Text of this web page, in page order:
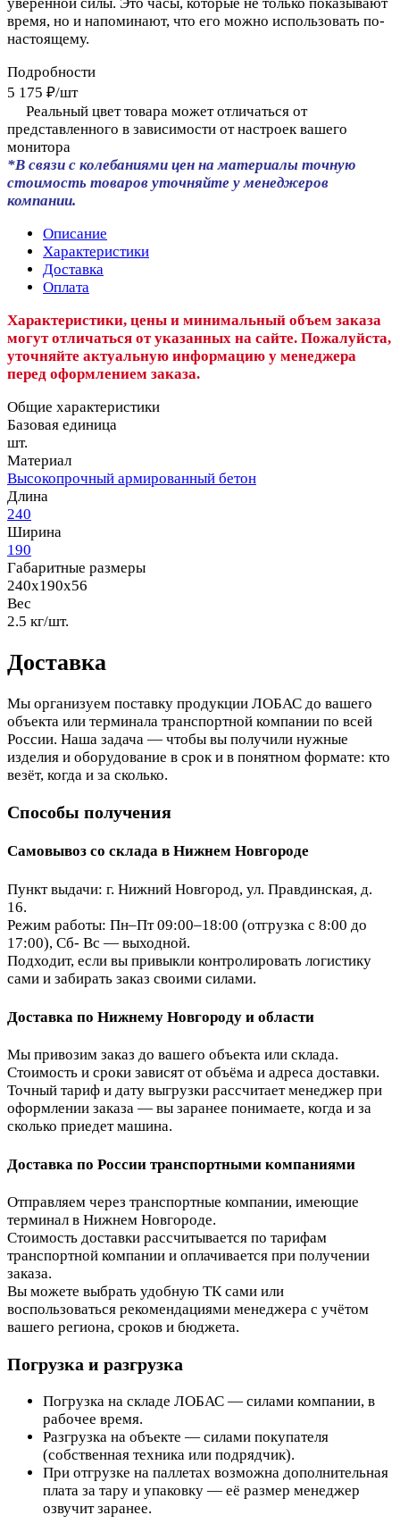
время, но и напоминают, что его можно использовать по-
настоящему.
Подробности
5 175 ₽/шт
Реальный цвет товара может отличаться от
представленного в зависимости от настроек вашего
монитора
*В связи с колебаниями цен на материалы точную
стоимость товаров уточняйте у менеджеров
компании.
Описание
Характеристики
Доставка
Оплата
Характеристики, цены и минимальный объем заказа
могут отличаться от указанных на сайте. Пожалуйста,
уточняйте актуальную информацию у менеджера
перед оформлением заказа.
Общие характеристики
Базовая единица
шт.
Материал
Высокопрочный армированный бетон
Длина
240
Ширина
190
Габаритные размеры
240x190x56
Вес
2.5 кг/шт.
Доставка
Мы организуем поставку продукции ЛОБАС до вашего
объекта или терминала транспортной компании по всей
России. Наша задача — чтобы вы получили нужные
изделия и оборудование в срок и в понятном формате: кто
везёт, когда и за сколько.
Способы получения
Самовывоз со склада в Нижнем Новгороде
Пункт выдачи: г. Нижний Новгород, ул. Правдинская, д.
16.
Режим работы: Пн–Пт 09:00–18:00 (отгрузка с 8:00 до
17:00), Сб- Вс — выходной.
Подходит, если вы привыкли контролировать логистику
сами и забирать заказ своими силами.
Доставка по Нижнему Новгороду и области
Мы привозим заказ до вашего объекта или склада.
Стоимость и сроки зависят от объёма и адреса доставки.
Точный тариф и дату выгрузки рассчитает менеджер при
оформлении заказа — вы заранее понимаете, когда и за
сколько приедет машина.
Доставка по России транспортными компаниями
Отправляем через транспортные компании, имеющие
терминал в Нижнем Новгороде.
Стоимость доставки рассчитывается по тарифам
транспортной компании и оплачивается при получении
заказа.
Вы можете выбрать удобную ТК сами или
воспользоваться рекомендациями менеджера с учётом
вашего региона, сроков и бюджета.
Погрузка и разгрузка
Погрузка на складе ЛОБАС — силами компании, в
рабочее время.
Разгрузка на объекте — силами покупателя
(собственная техника или подрядчик).
При отгрузке на паллетах возможна дополнительная
плата за тару и упаковку — её размер менеджер
озвучит заранее.